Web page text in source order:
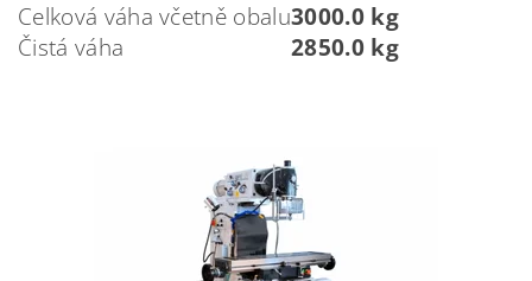
Celková váha včetně obalu3000.0 kg
Čistá váha
2850.0 kg